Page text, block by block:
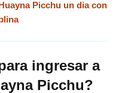
Picchu un dia con
ingresar a
Picchu?